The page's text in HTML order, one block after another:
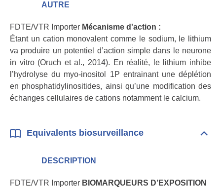
AUTRE
FDTE/VTR Importer Mécanisme d'action :
Étant un cation monovalent comme le sodium, le lithium
va produire un potentiel d’action simple dans le neurone
in vitro (Oruch et al., 2014). En réalité, le lithium inhibe
l’hydrolyse du myo-inositol 1P entrainant une déplétion
en phosphatidylinositides, ainsi qu’une modification des
échanges cellulaires de cations notamment le calcium.
Equivalents biosurveillance
DESCRIPTION
FDTE/VTR Importer BIOMARQUEURS D’EXPOSITION